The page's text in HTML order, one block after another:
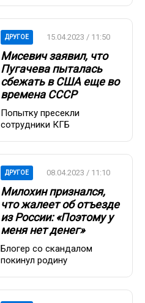
ДРУГОЕ 15.04.2023 / 11:50
Мисевич заявил, что
Пугачева пыталась
сбежать в США еще во
времена СССР
Попытку пресекли
сотрудники КГБ
ДРУГОЕ 08.04.2023 / 11:10
Милохин признался,
что жалеет об отъезде
из России: «Поэтому у
меня нет денег»
Блогер со скандалом
покинул родину